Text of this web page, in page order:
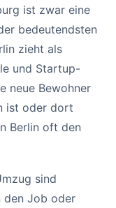
ist zwar eine
bedeutendsten
zieht als
und Startup-
neue Bewohner
ist oder dort
Berlin oft den
sind
den Job oder